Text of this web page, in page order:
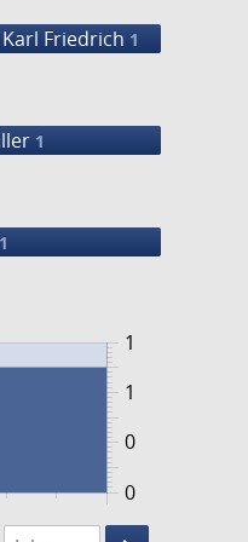
Friedrich 1
1
1
0
1
0
1
1792